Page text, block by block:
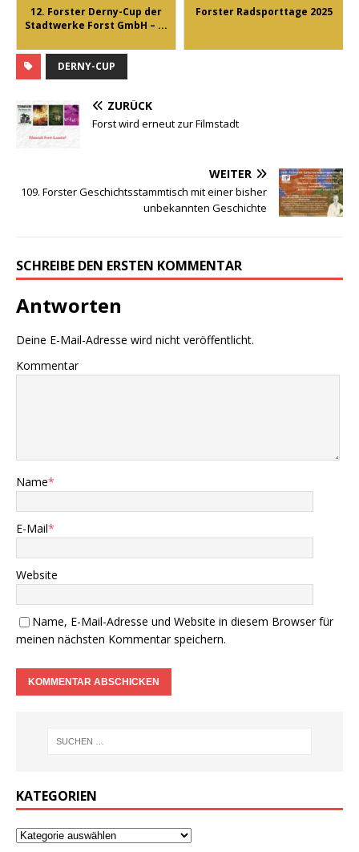
12. Forster Derny-Cup der
Stadtwerke Forst GmbH – ...
Forster Radsporttage 2025
DERNY-CUP
ZURÜCK
Forst wird erneut zur Filmstadt
WEITER
109. Forster Geschichtsstammtisch mit einer bisher
unbekannten Geschichte
SCHREIBE DEN ERSTEN KOMMENTAR
Antworten
Deine E-Mail-Adresse wird nicht veröffentlicht.
Kommentar
Name*
E-Mail*
Website
Name, E-Mail-Adresse und Website in diesem Browser für
meinen nächsten Kommentar speichern.
KATEGORIEN